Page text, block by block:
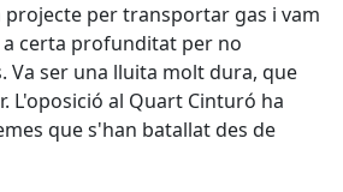
projecte per transportar gas i vam
certa profunditat per no
Va ser una lluita molt dura, que
L'oposició al Quart Cinturó ha
que s'han batallat des de